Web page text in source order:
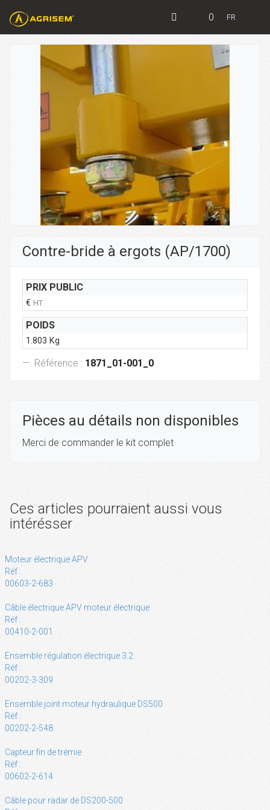
0 FR
Contre-bride à ergots (AP/1700)
PRIX PUBLIC
€ HT
POIDS
1.803 Kg
Référence : 1871_01-001_0
Pièces au détails non disponibles
Merci de commander le kit complet
Ces articles pourraient aussi vous
intérésser
Moteur électrique APV
Réf :
00603-2-683
Câble électrique APV moteur électrique
Réf :
00410-2-001
Ensemble régulation électrique 3.2
Réf :
00202-3-309
Ensemble joint moteur hydraulique DS500
Réf :
00202-2-548
Capteur fin de trémie
Réf :
00602-2-614
Câble pour radar de DS200-500